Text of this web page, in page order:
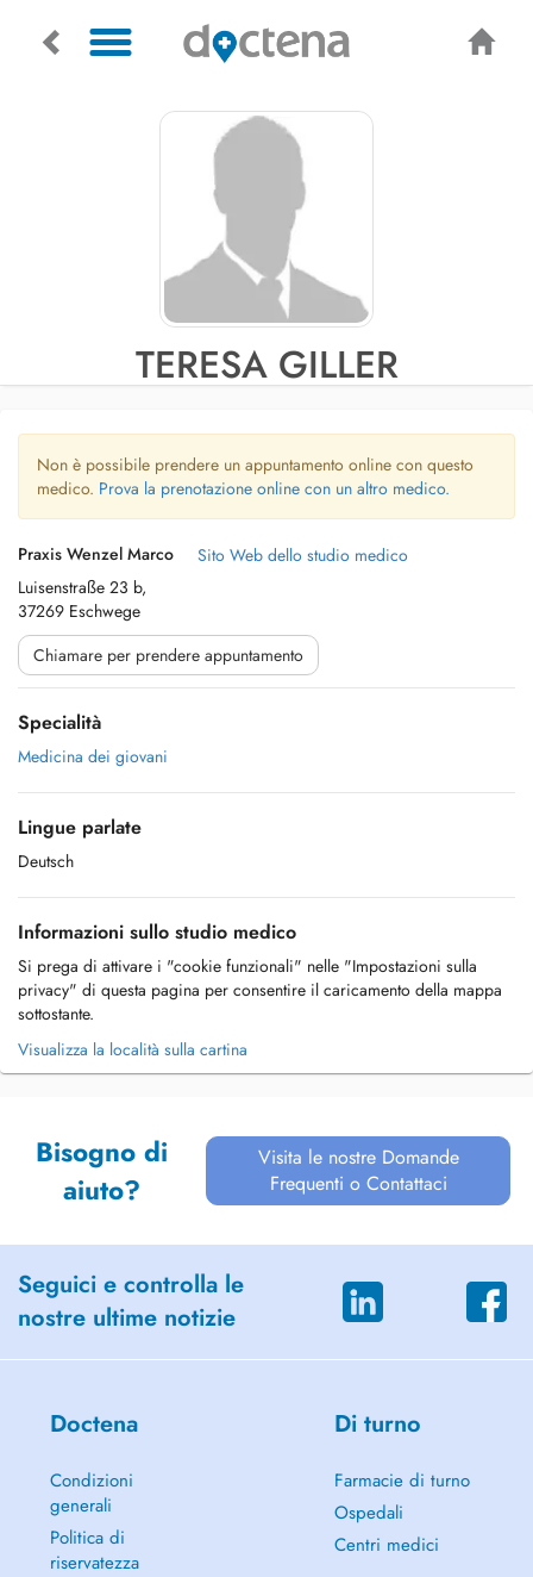
TERESA GILLER
Non è possibile prendere un appuntamento online con questo
medico. Prova la prenotazione online con un altro medico.
Praxis Wenzel Marco
Luisenstraße 23 b,
37269 Eschwege
Sito Web dello studio medico
Chiamare per prendere appuntamento
Specialità
Medicina dei giovani
Lingue parlate
Deutsch
Informazioni sullo studio medico
Si prega di attivare i "cookie funzionali" nelle "Impostazioni sulla
privacy" di questa pagina per consentire il caricamento della mappa
sottostante.
Visualizza la località sulla cartina
Bisogno di
aiuto?
Visita le nostre Domande
Frequenti o Contattaci
Seguici e controlla le
nostre ultime notizie
Doctena
Condizioni
generali
Politica di
riservatezza
Di turno
Farmacie di turno
Ospedali
Centri medici